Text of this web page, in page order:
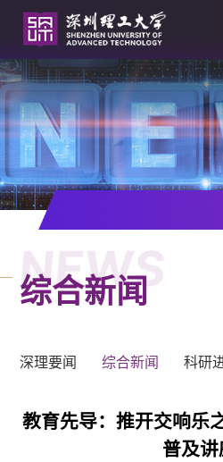
NEWS
综合新闻
深理要闻 综合新闻 科研
教育先导：推开交响
普及讲